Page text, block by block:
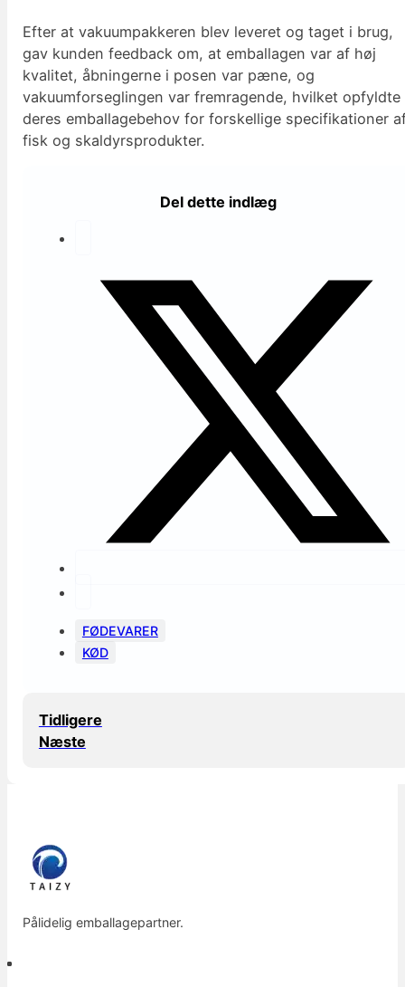
Efter at vakuumpakkeren blev leveret og taget i brug,
gav kunden feedback om, at emballagen var af høj
kvalitet, åbningerne i posen var pæne, og
vakuumforseglingen var fremragende, hvilket opfyldte
deres emballagebehov for forskellige specifikationer
fisk og skaldyrsprodukter.
Del dette indlæg
FØDEVARER
KØD
Tidligere
Næste
Pålidelig emballagepartner.